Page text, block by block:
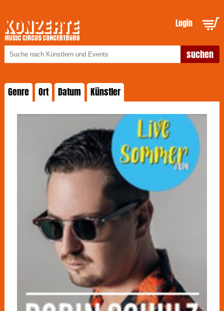
Login
Genre Ort Datum Künstler